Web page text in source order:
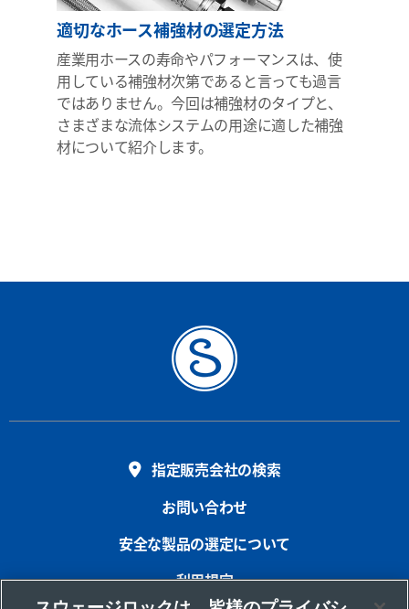
適切なホース補強材の選定方法
産業用ホースの寿命やパフォーマンスは、使
用している補強材次第であると言っても過言
ではありません。今回は補強材のタイプと、
さまざまな流体システムの用途に適した補強
材について紹介します。
指定販売会社の検索
お問い合わせ
安全な製品の選定について
利用規定